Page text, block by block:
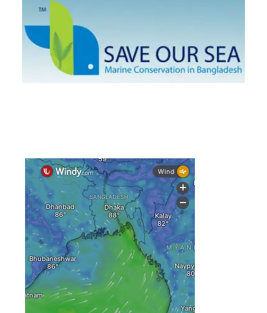
আগস্টে টানা বৃষ্টি ও বন্যার আভাস, সাগরে একাধিক লঘুচাপের
শঙ্কা
স্বস্তি ও শঙ্কার পূর্বাভাস দিল আবহাওয়া